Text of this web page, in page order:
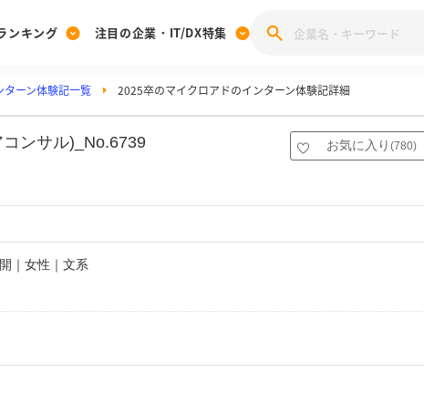
[27卒] 本選考体験記投稿キャンペーン
ンキング
みんなのDX企業就職ブランド調査
みんなの
注目の企業・IT/DX特集
28卒 IT
業研究
ーン体験記一覧 2025卒のマイクロアドのインターン体験記詳細
ンサル)_No.6739 お気に入り (780)
｜女性｜文系